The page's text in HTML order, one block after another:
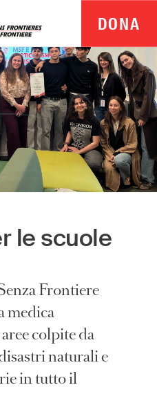
DONA
le scuole
Frontiere
medica
colpite da
naturali e
in tutto il
most.